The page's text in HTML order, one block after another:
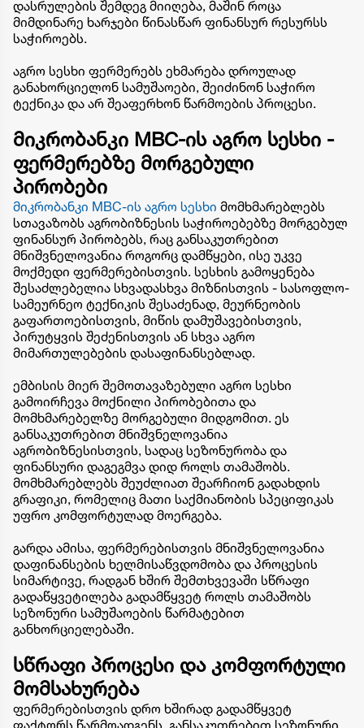
დასრულების შემდეგ მიიღება, მაშინ როცა
მიმდინარე ხარჯები წინასწარ ფინანსურ რესურსს
საჭიროებს.
აგრო სესხი ფერმერებს ეხმარება დროულად
განახორციელონ სამუშაოები, შეიძინონ საჭირო
ტექნიკა და არ შეაფერხონ წარმოების პროცესი.
მიკრობანკი MBC-ის აგრო სესხი -
ფერმერებზე მორგებული
პირობები
მიკრობანკი MBC-ის აგრო სესხი მომხმარებლებს
სთავაზობს აგრობიზნესის საჭიროებებზე მორგებულ
ფინანსურ პირობებს, რაც განსაკუთრებით
მნიშვნელოვანია როგორც დამწყები, ისე უკვე
მოქმედი ფერმერებისთვის. სესხის გამოყენება
შესაძლებელია სხვადასხვა მიზნისთვის - სასოფლო-
სამეურნეო ტექნიკის შესაძენად, მეურნეობის
გაფართოებისთვის, მიწის დამუშავებისთვის,
პირუტყვის შეძენისთვის ან სხვა აგრო
მიმართულებების დასაფინანსებლად.
ემბისის მიერ შემოთავაზებული აგრო სესხი
გამოირჩევა მოქნილი პირობებითა და
მომხმარებელზე მორგებული მიდგომით. ეს
განსაკუთრებით მნიშვნელოვანია
აგრობიზნესისთვის, სადაც სეზონურობა და
ფინანსური დაგეგმვა დიდ როლს თამაშობს.
მომხმარებლებს შეუძლიათ შეარჩიონ გადახდის
გრაფიკი, რომელიც მათი საქმიანობის სპეციფიკას
უფრო კომფორტულად მოერგება.
გარდა ამისა, ფერმერებისთვის მნიშვნელოვანია
დაფინანსების ხელმისაწვდომობა და პროცესის
სიმარტივე, რადგან ხშირ შემთხვევაში სწრაფი
გადაწყვეტილება გადამწყვეტ როლს თამაშობს
სეზონური სამუშაოების წარმატებით
განხორციელებაში.
სწრაფი პროცესი და კომფორტული
მომსახურება
ფერმერებისთვის დრო ხშირად გადამწყვეტ